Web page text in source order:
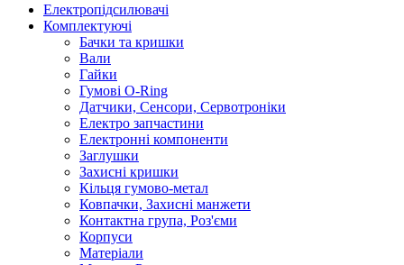
Електропідсилювачі
Комплектуючі
Бачки та кришки
Вали
Гайки
Гумові O-Ring
Датчики, Сенсори, Сервотроніки
Електро запчастини
Електронні компоненти
Заглушки
Захисні кришки
Кільця гумово-метал
Ковпачки, Захисні манжети
Контактна група, Роз'єми
Корпуси
Матеріали